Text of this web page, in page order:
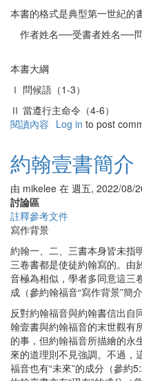
本書的格式是典型第一世紀的
作者姓名──受書者姓名──
本書大綱
Ⅰ 問候語（1-3）
Ⅱ 當遵行主命令（4-6）
閱讀內容 有
翰
書
介
Log in to post
約翰壹書簡介
由 mikelee 在 週五, 2022/08/
討論區
註釋參考文件
寫作背景
約翰一、二、三書本身皆未指
三卷書都是使徒約翰寫的。由
音極為相似，學者多同意這三
成（參約翰福音“寫作背景”簡介
反對約翰福音與約翰書信出自
翰壹書與約翰福音的末世觀有
的事，但約翰福音所描繪的永
來的道理則不見強調。不過，
福音也有“未來”的成分（參約